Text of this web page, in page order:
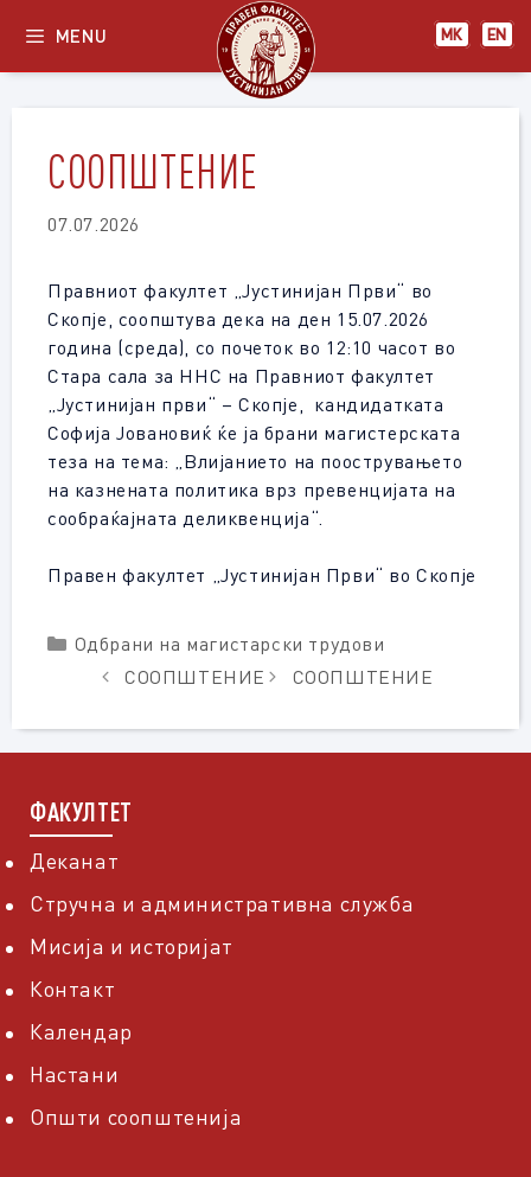
content
МК EN
MENU
СООПШТЕНИЕ
07.07.2026
Правниот факултет „Јустинијан Први“ во
Скопје, соопштува дека на ден 15.07.2026
година (среда), со почеток во 12:10 часот во
Стара сала за ННС на Правниот факултет
„Јустинијан први“ – Скопје, кандидатката
Софија Јовановиќ ќе ја брани магистерската
теза на тема: „Влијанието на поострувањето
на казнената политика врз превенцијата на
сообраќајната деликвенција“.
Правен факултет „Јустинијан Први“ во Скопје
Categories
Одбрани на магистарски трудови
СООПШТЕНИЕ
СООПШТЕНИЕ
ФАКУЛТЕТ
Деканат
Стручна и административна служба
Мисија и историјат
Контакт
Календар
Настани
Општи соопштенија